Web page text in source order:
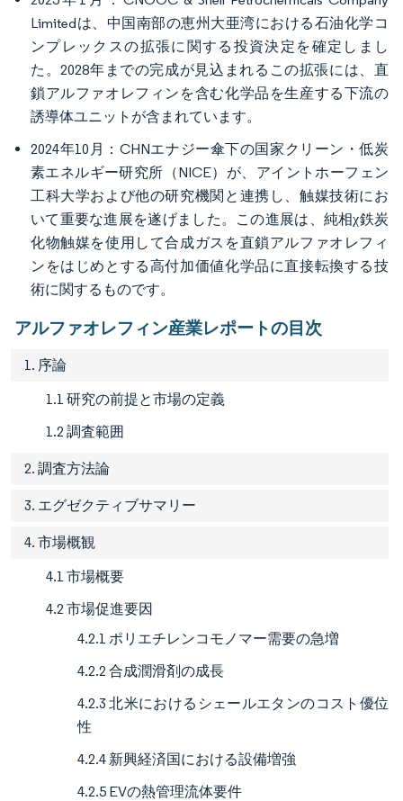
Limitedは、中国南部の恵州大亜湾における石油化学コ
ンプレックスの拡張に関する投資決定を確定しまし
た。2028年までの完成が見込まれるこの拡張には、直
鎖アルファオレフィンを含む化学品を生産する下流の
誘導体ユニットが含まれています。
2024年10月：CHNエナジー傘下の国家クリーン・低炭
素エネルギー研究所（NICE）が、アイントホーフェン
工科大学および他の研究機関と連携し、触媒技術にお
いて重要な進展を遂げました。この進展は、純相χ鉄炭
化物触媒を使用して合成ガスを直鎖アルファオレフィ
ンをはじめとする高付加価値化学品に直接転換する技
術に関するものです。
アルファオレフィン産業レポートの目次
1. 序論
1.1 研究の前提と市場の定義
1.2 調査範囲
2. 調査方法論
3. エグゼクティブサマリー
4. 市場概観
4.1 市場概要
4.2 市場促進要因
4.2.1 ポリエチレンコモノマー需要の急増
4.2.2 合成潤滑剤の成長
4.2.3 北米におけるシェールエタンのコスト優位
性
4.2.4 新興経済国における設備増強
4.2.5 EVの熱管理流体要件